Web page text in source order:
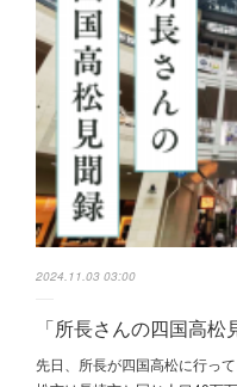
2024.11.03 03:00
「所長さんの四国高松
先日、所長が四国高松に行っ